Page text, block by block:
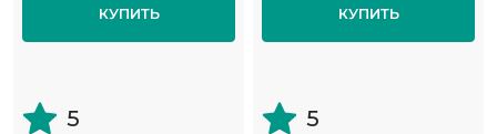
КУПИТЬ
5
КУПИТЬ
5